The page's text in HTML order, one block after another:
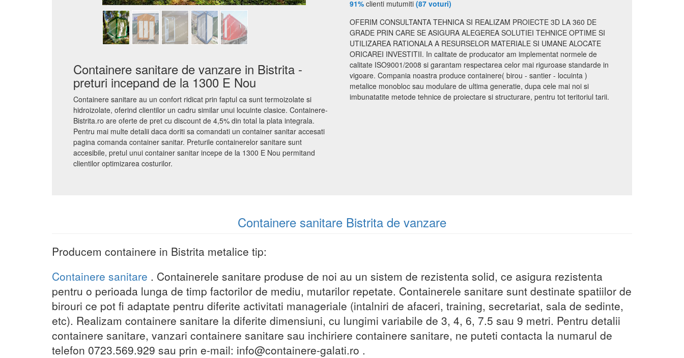
Containere sanitare de vanzare in Bistrita -
preturi incepand de la 1300 E Nou
Containere sanitare au un confort ridicat prin faptul ca sunt termoizolate si
hidroizolate, oferind clientilor un cadru similar unui locuinte clasice. Containere-
Bistrita.ro are oferte de pret cu discount de 4,5% din total la plata integrala.
Pentru mai multe detalii daca doriti sa comandati un container sanitar accesati
pagina comanda container sanitar. Preturile containerelor sanitare sunt
accesibile, pretul unui container sanitar incepe de la 1300 E Nou permitand
clientilor optimizarea costurilor.
91% clienti mutumiti (87 voturi)
OFERIM CONSULTANTA TEHNICA SI REALIZAM PROIECTE 3D LA 360 DE
GRADE PRIN CARE SE ASIGURA ALEGEREA SOLUTIEI TEHNICE OPTIME SI
UTILIZAREA RATIONALA A RESURSELOR MATERIALE SI UMANE ALOCATE
ORICAREI INVESTITII. In calitate de producator am implementat normele de
calitate ISO9001/2008 si garantam respectarea celor mai riguroase standarde in
vigoare. Compania noastra produce containere( birou - santier - locuinta )
metalice monobloc sau modulare de ultima generatie, dupa cele mai noi si
imbunatatite metode tehnice de proiectare si structurare, pentru tot teritoriul tarii.
Containere sanitare Bistrita de vanzare
Producem containere in Bistrita metalice tip:
Containere sanitare . Containerele sanitare produse de noi au un sistem de rezistenta solid, ce asigura rezistenta
pentru o perioada lunga de timp factorilor de mediu, mutarilor repetate. Containerele sanitare sunt destinate spatiilor de
birouri ce pot fi adaptate pentru diferite activitati manageriale (intalniri de afaceri, training, secretariat, sala de sedinte,
etc). Realizam containere sanitare la diferite dimensiuni, cu lungimi variabile de 3, 4, 6, 7.5 sau 9 metri. Pentru detalii
containere sanitare, vanzari containere sanitare sau inchiriere containere sanitare, ne puteti contacta la numarul de
telefon 0723.569.929 sau prin e-mail: info@containere-galati.ro .